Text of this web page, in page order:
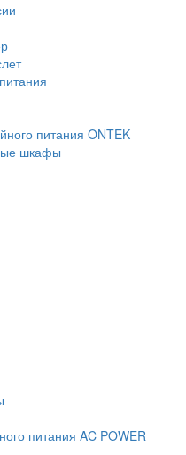
питания ONTEK
шкафы
питания AC POWER